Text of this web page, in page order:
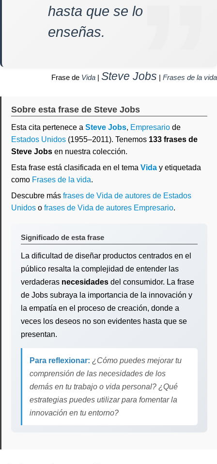
hasta que se lo
enseñas.
Frase de Vida | Steve Jobs | Frases de la vida
Sobre esta frase de Steve Jobs
Esta cita pertenece a Steve Jobs, Empresario de
Estados Unidos (1955–2011). Tenemos 133 frases de
Steve Jobs en nuestra colección.
Esta frase está clasificada en el tema Vida y etiquetada
como Frases de la vida.
Descubre más frases de Vida de autores de Estados
Unidos o frases de Vida de autores Empresario.
Significado de esta frase
La dificultad de diseñar productos centrados en el
público resalta la complejidad de entender las
verdaderas necesidades del consumidor. La frase
de Jobs subraya la importancia de la innovación y
la empatía en el proceso de creación, donde a
veces los deseos no son evidentes hasta que se
presentan.
Para reflexionar: ¿Cómo puedes mejorar tu
comprensión de las necesidades de los
demás en tu trabajo o vida personal? ¿Qué
estrategias puedes utilizar para fomentar la
innovación en tu entorno?